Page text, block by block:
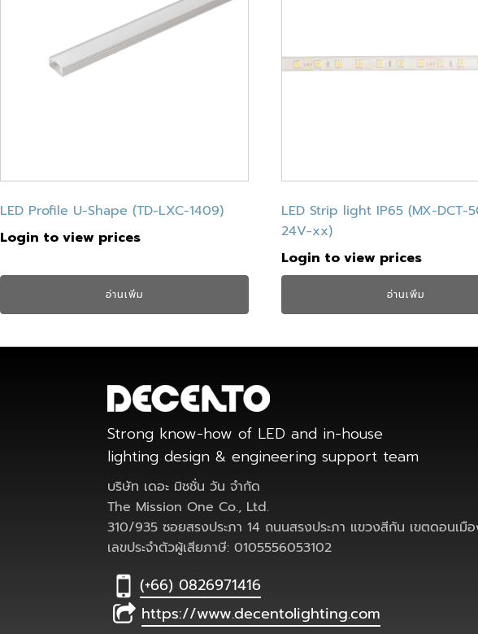
LED Profile U-Shape (TD-LXC-1409)
Login to view prices
อ่านเพิ่ม
LED Strip light IP65 (MX-DCT-
24V-xx)
Login to view prices
อ่านเพิ่ม
Strong know-how of LED and in-house
lighting design & engineering support team
บริษัท เดอะ มิชชั่น วัน จำกัด
The Mission One Co., Ltd.
310/935 ซอยสรงประภา 14 ถนนสรงประภา แขวงสีกัน เขตดอนเมื
เลขประจำตัวผู้เสียภาษี: 0105556053102
(+66) 0826971416
https://www.decentolighting.com